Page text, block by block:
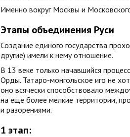
Именно вокруг Москвы и
Этапы объединения Руси
Создание единого государства
другие) имели к нему отношение.
В 13 веке только начавшийся
Орды. Татаро-монгольское иго не
оно всячески способствовало
на еще более мелкие территории,
и разорениями.
1 этап: